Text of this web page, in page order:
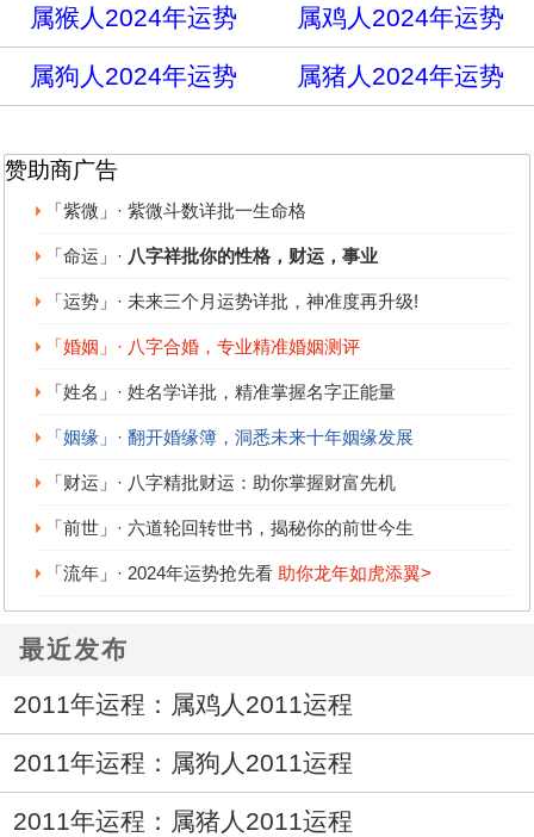
属猴人2024年运势 属鸡人2024年运势
属狗人2024年运势 属猪人2024年运势
赞助商广告
「紫微」· 紫微斗数详批一生命格
「命运」· 八字祥批你的性格，财运，事业
「运势」· 未来三个月运势详批，神准度再升级!
「婚姻」· 八字合婚，专业精准婚姻测评
「姓名」· 姓名学详批，精准掌握名字正能量
「姻缘」· 翻开婚缘簿，洞悉未来十年姻缘发展
「财运」· 八字精批财运：助你掌握财富先机
「前世」· 六道轮回转世书，揭秘你的前世今生
「流年」· 2024年运势抢先看 助你龙年如虎添翼>
最近发布
2011年运程：属鸡人2011运程
2011年运程：属狗人2011运程
2011年运程：属猪人2011运程